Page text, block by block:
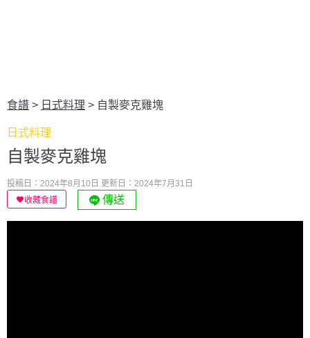
食譜 > 日式料理 > 自製麥克雞塊
日式料理
自製麥克雞塊
投稿日：2024年8月10日 更新日：2024年7月31日
收藏食譜
傳送